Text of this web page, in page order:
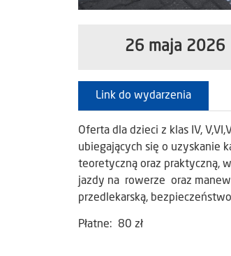
26 maja 2026
Link do wydarzenia
Oferta dla dzieci z klas IV,
ubiegających się o uzyskanie
teoretyczną oraz praktyczną,
jazdy na rowerze oraz
przedlekarską,
Płatne: 80 zł